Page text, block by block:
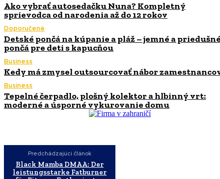
Ako vybrať autosedačku Nuna? Kompletný
sprievodca od narodenia až do 12 rokov
Doporučené
Detské pončá na kúpanie a pláž – jemné a
pončá pre deti s kapucňou
Business
Kedy má zmysel outsourcovať nábor
Business
Tepelné čerpadlo, plošný kolektor a hlbinný vrt:
moderné a úsporné vykurovanie domu
Predchádzajúci článok
Black Mamba DMAA: Der
leistungsstarke Fatburner